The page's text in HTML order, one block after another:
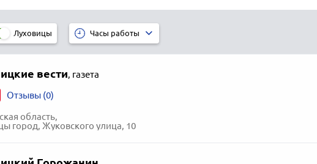
Луховицы Часы работы
вести, газета
Отзывы (0)
область,
город, Жуковского улица, 10